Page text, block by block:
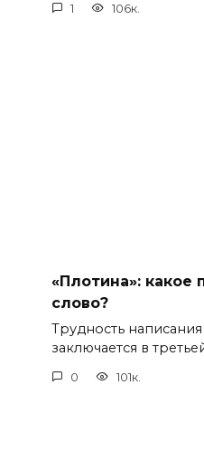
1 106к.
«Плотина»: какое
слово?
Трудность
заключается в
0 101к.